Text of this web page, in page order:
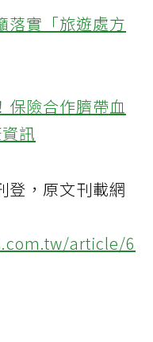
落實「旅遊處方
保險合作臍帶血
訊
登，原文刊載網
article/6